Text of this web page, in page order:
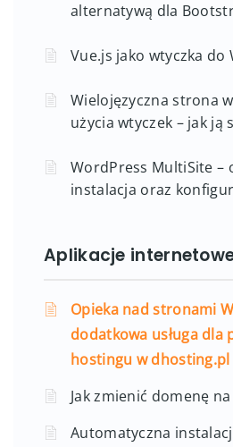
alternatywą dla
Vue.js jako wtyczka do
Wielojęzyczna strona
użycia wtyczek – jak ją
WordPress MultiSite –
instalacja oraz
Aplikacje
Opieka nad stronami
dodatkowa usługa dla
hostingu w dhosting.pl
Jak zmienić domenę
Automatyczna